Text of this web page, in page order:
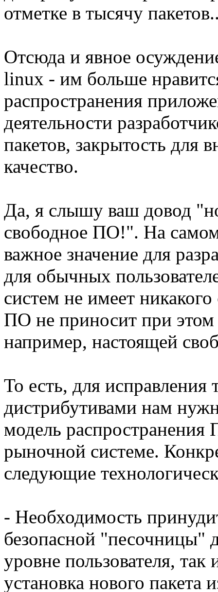
отметке в тысячу
Отсюда и явное
linux - им больше
распространения
деятельности
пакетов, закрытость для
качество.
Да, я слышу ваш довод
свободное ПО!". На
важное значение для
для обычных
систем не имеет
ПО не приносит при этом
например, настоящей
То есть, для
дистрибутивами нам
модель распространения
рыночной системе.
следующие
- Необходимость
безопасной "песочницы"
уровне пользователя,
установка нового пакета